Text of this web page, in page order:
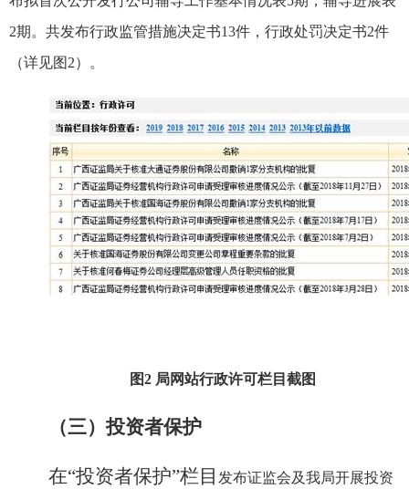
2期。共发布行政监管措施决定书13件，行政处罚决定书2件
（详见图2）。
图2 局网站行政许可栏目截图
（三）投资者保护
在“投资者保护”栏目 发布证监会及我局开展投资